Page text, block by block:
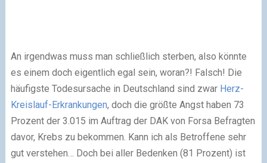
An irgendwas muss man schließlich sterben, also könnte
es einem doch eigentlich egal sein, woran?! Falsch! Die
häufigste Todesursache in Deutschland sind zwar Herz-
Kreislauf-Erkrankungen, doch die größte Angst haben 73
Prozent der 3.015 im Auftrag der DAK von Forsa Befragten
davor, Krebs zu bekommen. Kann ich als Betroffene sehr
gut verstehen… Doch bei aller Bedenken (81 Prozent) ist